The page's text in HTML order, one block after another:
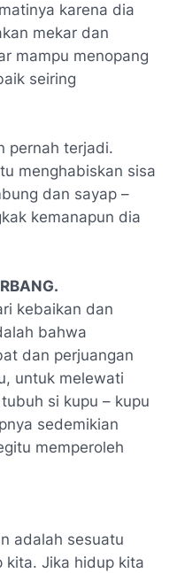
karena dia
mekar dan
mampu menopang
seiring
pernah terjadi.
menghabiskan sisa
dan sayap –
kemanapun dia
kebaikan dan
bahwa
dan perjuangan
untuk melewati
si kupu – kupu
sedemikian
memperoleh
adalah sesuatu
kita. Jika hidup kita